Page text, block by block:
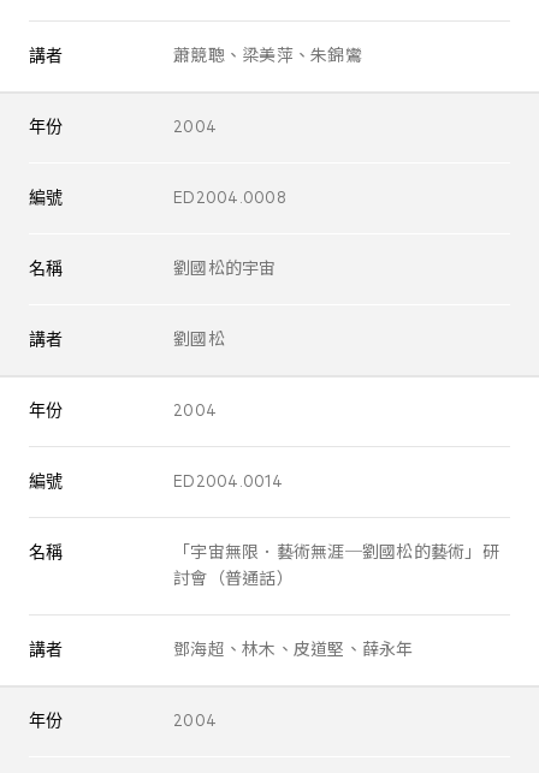
講者 蕭競聰、梁美萍、朱錦鸞
年份 2004
編號 ED2004.0008
名稱 劉國松的宇宙
講者 劉國松
年份 2004
編號 ED2004.0014
名稱
「宇宙無限．藝術無涯─劉國松的藝術」研
討會（普通話）
講者 鄧海超、林木、皮道堅、薛永年
年份 2004